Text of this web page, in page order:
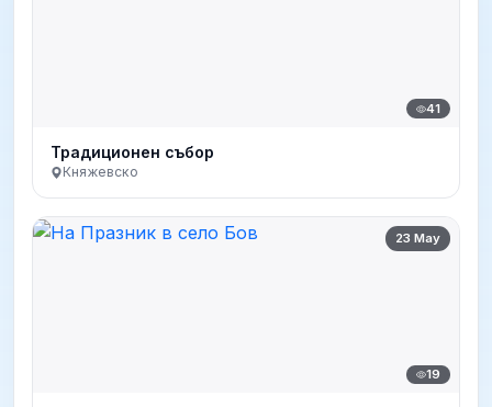
41
Традиционен събор
Княжевско
23 May
19